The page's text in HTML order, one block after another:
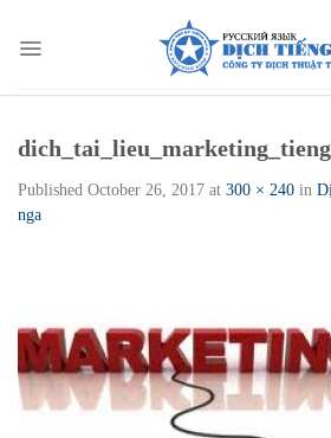
content
Published October 26, 2017 at 300 × 240 in
nga